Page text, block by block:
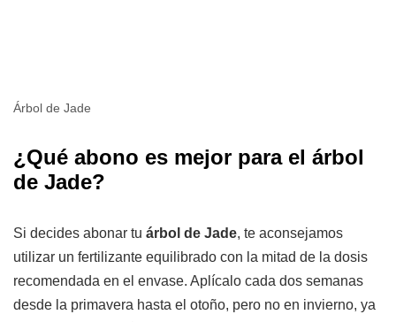
Árbol de Jade
¿Qué abono es mejor para el árbol
de Jade?
Si decides abonar tu árbol de Jade, te aconsejamos
utilizar un fertilizante equilibrado con la mitad de la dosis
recomendada en el envase. Aplícalo cada dos semanas
desde la primavera hasta el otoño, pero no en invierno, ya